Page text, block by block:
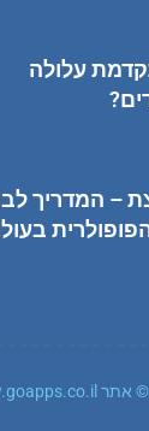
עלולה
– המדריך